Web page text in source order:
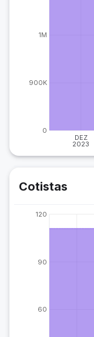
DEZ
2023
0
900K
1M
Cotistas
60
90
120